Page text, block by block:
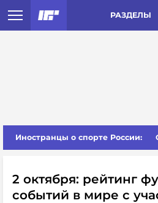
РАЗДЕЛЫ
Иностранцы о спорте России:
2 октября: рейтинг
событий в мире с